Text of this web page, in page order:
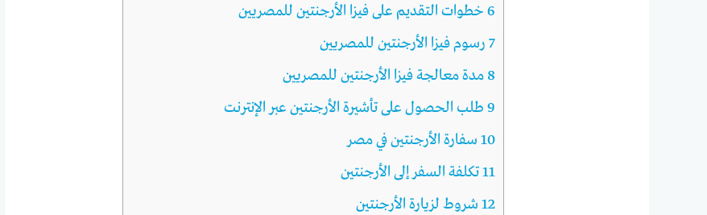
6خطوات التقديم على فيزا الأرجنتين للمصريين
7رسوم فيزا الأرجنتين للمصريين
8 مدة معالجة فيزا الأرجنتين للمصريين
9طلب الحصول على تأشيرة الأرجنتين عبر الإنترنت
10سفارة الأرجنتين في مصر
11تكلفة السفر إلى الأرجنتين
12شروط لزيارة الأرجنتين